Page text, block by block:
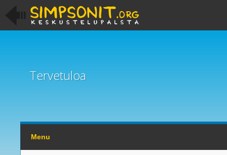
Tervetuloa
Menu